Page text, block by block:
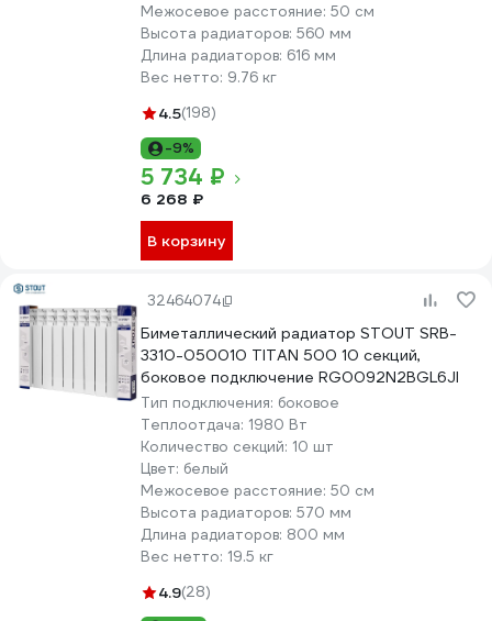
Межосевое расстояние: 50 см
Высота радиаторов: 560 мм
Длина радиаторов: 616 мм
Вес нетто: 9.76 кг
4.5(198)
-9%
5 734 ₽
6 268 ₽
В корзину
32464074
Биметаллический радиатор STOUT SRB-
3310-050010 TITAN 500 10 секций,
боковое подключение RG0092N2BGL6JI
Тип подключения: боковое
Теплоотдача: 1980 Вт
Количество секций: 10 шт
Цвет: белый
Межосевое расстояние: 50 см
Высота радиаторов: 570 мм
Длина радиаторов: 800 мм
Вес нетто: 19.5 кг
4.9(28)